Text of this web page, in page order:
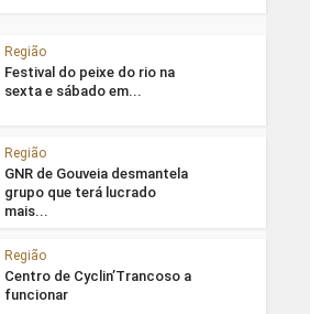
Região
Festival do peixe do rio na
sexta e sábado em...
Região
GNR de Gouveia desmantela
grupo que terá lucrado
mais...
Região
Centro de Cyclin’Trancoso a
funcionar